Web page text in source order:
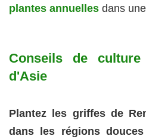
plantes annuelles dans
Conseils de
d'Asie
Plantez les griffes de
dans les régions douces